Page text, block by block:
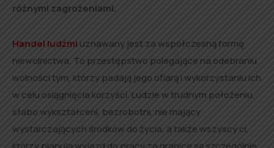
różnymi zagrożeniami.
Handel ludźmi uznawany jest za współczesną formę
niewolnictwa. To przestępstwo polegające na odebraniu
wolności tym, którzy padają jego ofiarą i wykorzystaniu ich
w celu osiągnięcia korzyści. Ludzie w trudnym położeniu,
słabo wykształceni, bezrobotni, nie mający
wystarczających środków do życia, a także wszyscy ci,